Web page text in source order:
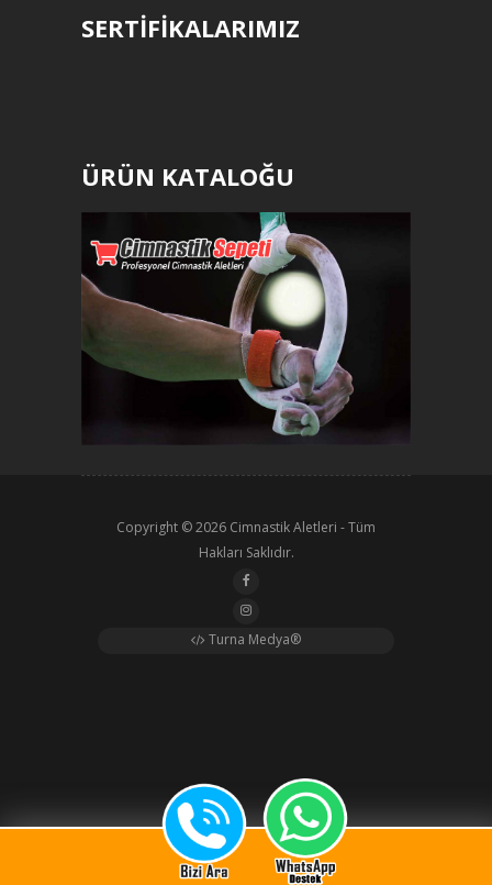
SERTİFİKALARIMIZ
ÜRÜN KATALOĞU
Copyright © 2026 Cimnastik Aletleri - Tüm
Hakları Saklıdır.
Turna Medya®